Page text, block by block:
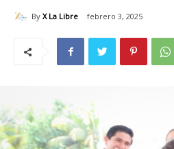
By X La Libre febrero 3, 2025